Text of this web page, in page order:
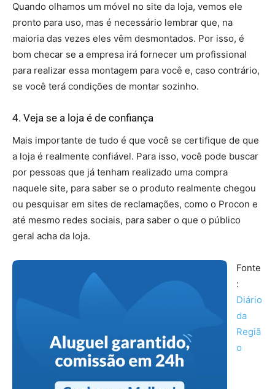
Quando olhamos um móvel no site da loja, vemos ele
pronto para uso, mas é necessário lembrar que, na
maioria das vezes eles vêm desmontados. Por isso, é
bom checar se a empresa irá fornecer um profissional
para realizar essa montagem para você e, caso contrário,
se você terá condições de montar sozinho.
4. Veja se a loja é de confiança
Mais importante de tudo é que você se certifique de que
a loja é realmente confiável. Para isso, você pode buscar
por pessoas que já tenham realizado uma compra
naquele site, para saber se o produto realmente chegou
ou pesquisar em sites de reclamações, como o Procon e
até mesmo redes sociais, para saber o que o público
geral acha da loja.
Fonte
:
Diário
da
Regiã
o